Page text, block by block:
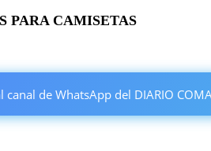
PARA CAMISETAS
canal de WhatsApp del DIARIO